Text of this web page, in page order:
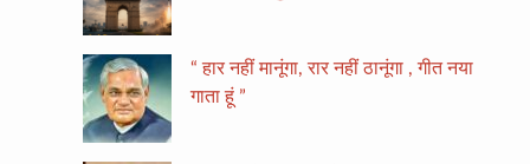
“ हार नहीं मानूंगा, रार नहीं ठानूंगा , गीत नया
गाता हूं ”